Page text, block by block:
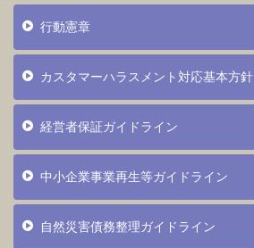
行動憲章
カスタマーハラスメント対応基本方針
経営者保証ガイドライン
中小企業事業再生等ガイドライン
自然災害債務整理ガイドライン